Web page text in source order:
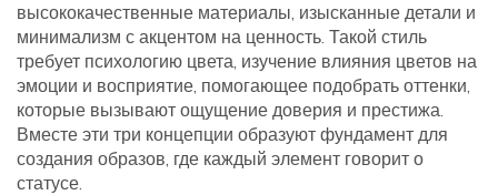
высококачественные материалы, изысканные детали и
минимализм с акцентом на ценность. Такой стиль
требует психологию цвета, изучение влияния цветов на
эмоции и восприятие, помогающее подобрать оттенки,
которые вызывают ощущение доверия и престижа.
Вместе эти три концепции образуют фундамент для
создания образов, где каждый элемент говорит о
статусе.